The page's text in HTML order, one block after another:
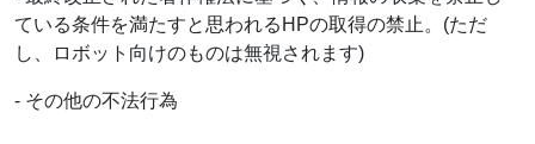
ている条件を満たすと思われるHPの取得の禁止。(ただ
し、ロボット向けのものは無視されます)
- その他の不法行為